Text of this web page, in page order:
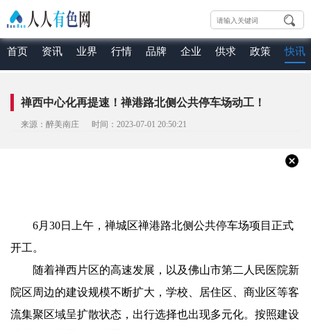
首页 资讯 业界 行情 品牌 企业 供求 政策 快讯
禅西中心化再提速！禅港路北侧公共停车场动工！
来源：醉美南庄 时间：2023-07-01 20:50:21
6月30日上午，禅城区禅港路北侧公共停车场项目正式
开工。
随着禅西片区的高速发展，以及佛山市第二人民医院新
院区周边的建设规模不断扩大，学校、居住区、商业区等客
流集聚区域呈扩散状态，出行选择也出现多元化。按照建设